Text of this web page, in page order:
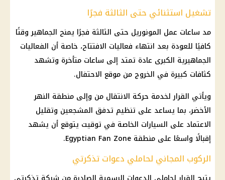
تشغيل استثنائي حتى الثالثة فجرًا
مد ساعات عمل المونوريل حتى الثالثة فجرًا يمنح الجماهير وقتًا
كافيًا للعودة بعد انتهاء فعاليات الافتتاح، خاصة أن الفعاليات
الجماهيرية الكبرى عادة تمتد إلى ساعات متأخرة وتشهد
كثافات كبيرة في الخروج من موقع الاحتفال.
ويأتي القرار لخدمة حركة الانتقال من وإلى منطقة النهر
الأخضر، بما يساعد على تنظيم تدفق المشجعين وتقليل
الاعتماد على السيارات الخاصة في توقيت يتوقع أن يشهد
إقبالًا واسعًا على منطقة Egyptian Fan Zone.
الركوب المجاني لحاملي دعوات تذكرتي